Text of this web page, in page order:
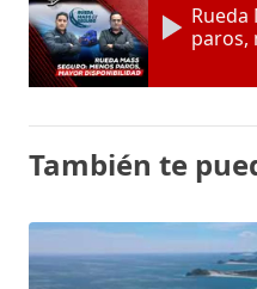
Rueda
paros,
También te